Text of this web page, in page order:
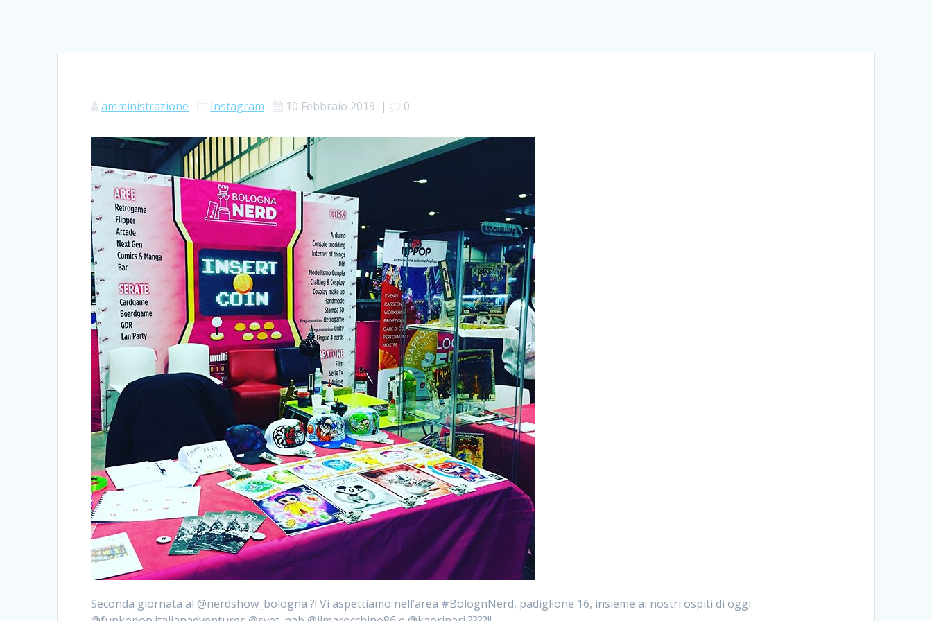
amministrazione Instagram 10 Febbraio 2019 | 0
Seconda giornata al @nerdshow_bologna ?! Vi aspettiamo nell’area #BolognNerd, padiglione 16, insieme ai nostri ospiti di oggi